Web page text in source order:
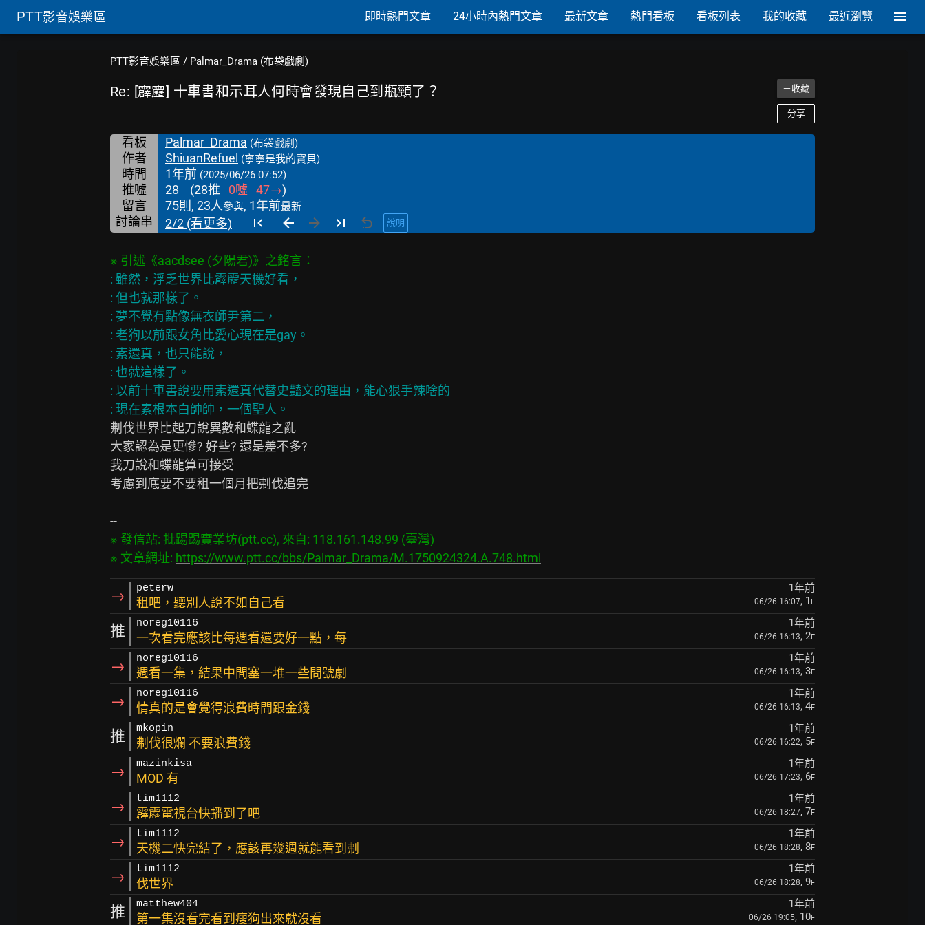
PTT影音娛樂區 即時熱門文章 24小時內熱門文章 最新文章 熱門看板 看板列表 我的收藏 最近瀏覽
PTT影音娛樂區 / Palmar_Drama (布袋戲劇)
Re: [霹靂] 十車書和示耳人何時會發現自己到瓶頸了？ ＋收藏
分享
看板 Palmar_Drama (布袋戲劇)
作者 ShiuanRefuel (寧寧是我的寶貝)
時間 1年前 (2025/06/26 07:52)
推噓 28 (28推 0噓 47→)
留言
75則, 23人參與, 1年前最新
討論串 2/2 (看更多) 說明
: 雖然，浮乏世界比霹靂天機好看，
: 但也就那樣了。
: 夢不覺有點像無衣師尹第二，
: 老狗以前跟女角比愛心現在是gay。
: 素還真，也只能說，
: 也就這樣了。
: 以前十車書說要用素還真代替史豔文的理由，能心狠手辣啥的
刜伐世界比起刀說異數和蝶龍之亂
大家認為是更慘? 好些? 還是差不多?
我刀說和蝶龍算可接受
考慮到底要不要租一個月把刜伐追完
※ 發信站: 批踢踢實業坊(ptt.cc), 來自: 118.161.148.99 (臺灣)
※ 文章網址: https://www.ptt.cc/bbs/Palmar_Drama/M.1750924324.A.748.html
→ peterw 1年前
租吧，聽別人說不如自己看 06/26 16:07, 1 F
推 noreg10116 1年前
一次看完應該比每週看還要好一點，每 06/26 16:13, 2F
→ noreg10116 1年前
週看一集，結果中間塞一堆一些問號劇 06/26 16:13, 3F
→ noreg10116 1年前
情真的是會覺得浪費時間跟金錢 06/26 16:13, 4F
推 mkopin 1年前
刜伐很爛 不要浪費錢 06/26 16:22, 5F
→ mazinkisa 1年前
MOD 有 06/26 17:23, 6F
→ tim1112 1年前
霹靂電視台快播到了吧 06/26 18:27, 7F
→ tim1112 1年前
天機二快完結了，應該再幾週就能看到刜 06/26 18:28, 8F
→ tim1112 1年前
伐世界 06/26 18:28, 9F
推 matthew404 1年前
第一集沒看完看到瘦狗出來就沒看 06/26 19:05, 10F